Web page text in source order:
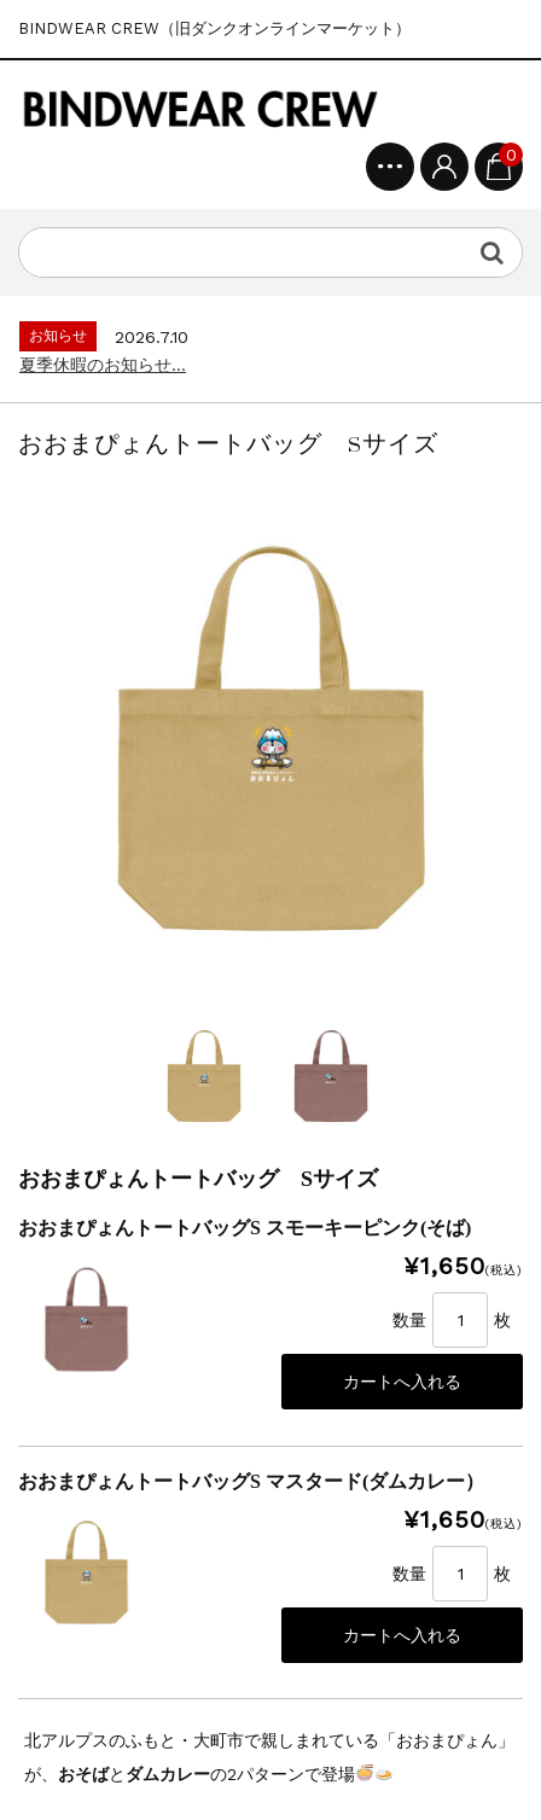
BINDWEAR CREW（旧ダンクオンラインマーケット）
0
お知らせ
2026.7.10
夏季休暇のお知らせ...
おおまぴょんトートバッグ Sサイズ
おおまぴょんトートバッグ Sサイズ
おおまぴょんトートバッグS スモーキーピンク(そば)
¥1,650(税込)
数量 枚
おおまぴょんトートバッグS マスタード(ダムカレー）
¥1,650(税込)
数量 枚
北アルプスのふもと・大町市で親しまれている「おおまぴょん」
が、 おそばと ダムカレーの2パターンで登場